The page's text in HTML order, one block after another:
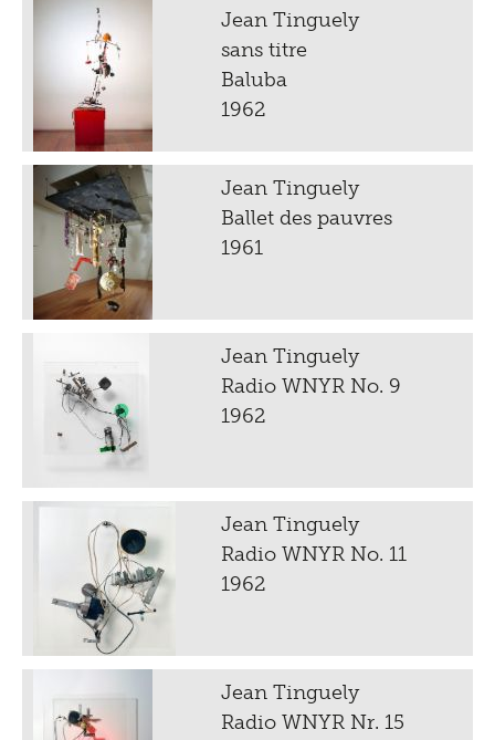
Jean Tinguely
sans titre
Baluba
1962
Jean Tinguely
Ballet des pauvres
1961
Jean Tinguely
Radio WNYR No. 9
1962
Jean Tinguely
Radio WNYR No. 11
1962
Jean Tinguely
Radio WNYR Nr. 15